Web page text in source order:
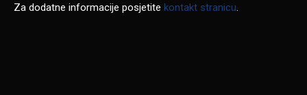
Za dodatne informacije posjetite kontakt stranicu.